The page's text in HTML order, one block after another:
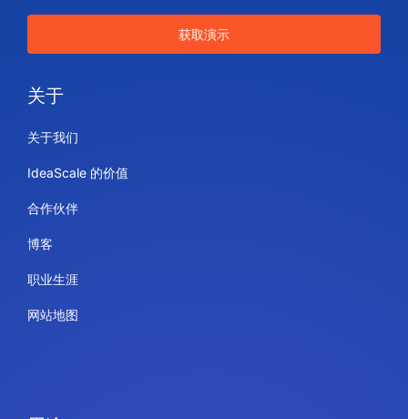
获取演示
关于
关于我们
IdeaScale 的价值
合作伙伴
博客
职业生涯
网站地图